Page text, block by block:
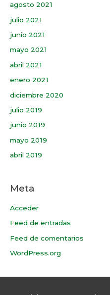
agosto 2021
julio 2021
junio 2021
mayo 2021
abril 2021
enero 2021
diciembre 2020
julio 2019
junio 2019
mayo 2019
abril 2019
Meta
Acceder
Feed de entradas
Feed de comentarios
WordPress.org